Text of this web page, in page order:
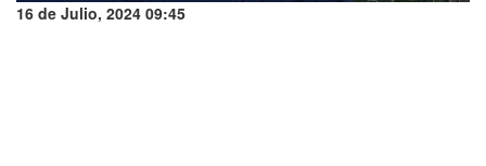
16 de Julio, 2024 09:45